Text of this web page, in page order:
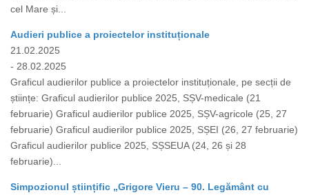
cel Mare și...
Audieri publice a proiectelor instituționale
21.02.2025
- 28.02.2025
Graficul audierilor publice a proiectelor instituționale, pe secții de
științe: Graficul audierilor publice 2025, SȘV-medicale (21
februarie) Graficul audierilor publice 2025, SȘV-agricole (25, 27
februarie) Graficul audierilor publice 2025, SȘEI (26, 27 februarie)
Graficul audierilor publice 2025, SȘSEUA (24, 26 și 28
februarie)...
Simpozionul științific „Grigore Vieru – 90. Legământ cu